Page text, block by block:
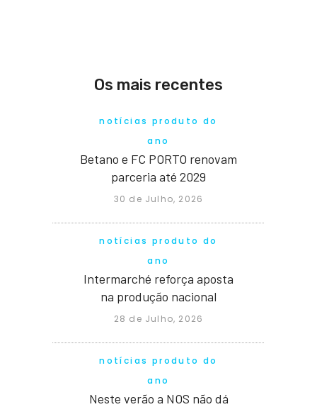
Os mais recentes
notícias produto do
ano
Betano e FC PORTO renovam
parceria até 2029
30 de Julho, 2026
notícias produto do
ano
Intermarché reforça aposta
na produção nacional
28 de Julho, 2026
notícias produto do
ano
Neste verão a NOS não dá